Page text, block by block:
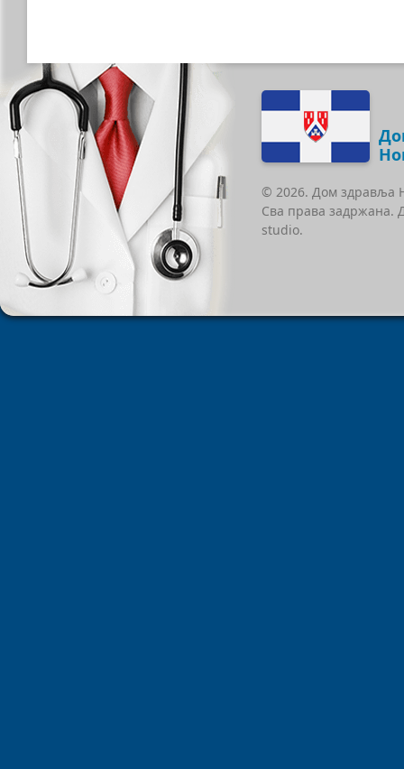
© 2026. Дом здравља
Сва права задржана.
studio.